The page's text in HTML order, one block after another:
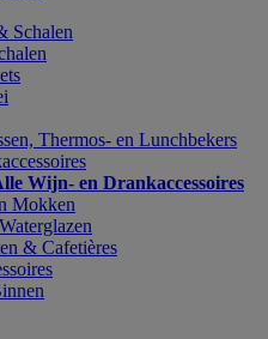
Schalen
Thermos- en Lunchbekers
Wijn- en Drankaccessoires
Mokken
& Cafetières